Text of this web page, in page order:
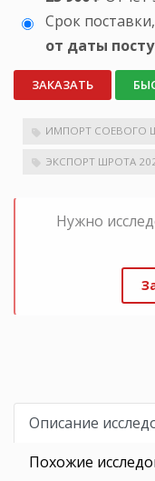
Срок поставки,
от даты
ЗАКАЗАТЬ
ИМПОРТ СОЕВОГО
ЭКСПОРТ ШРОТА
Нужно
Описание
Похожие